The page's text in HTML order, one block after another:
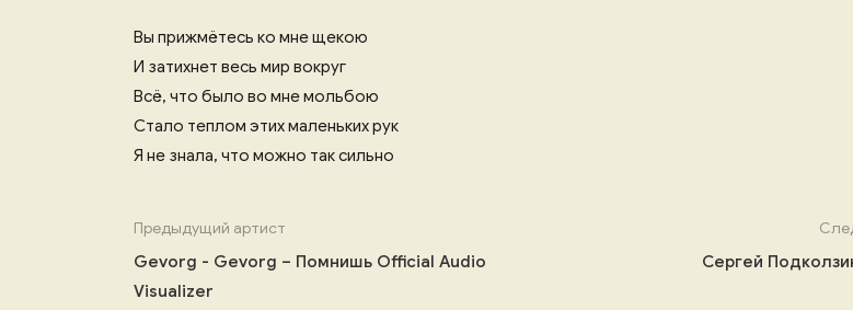
Вы прижмётесь ко мне щекою
И затихнет весь мир вокруг
Всё, что было во мне мольбою
Стало теплом этих маленьких рук
Я не знала, что можно так сильно
Предыдущий артист
Gevorg - Gevorg – Помнишь Official Audio
Visualizer
Сергей